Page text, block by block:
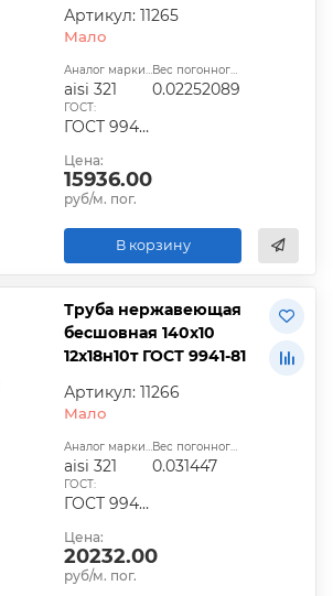
Артикул: 11265
Мало
Аналог марки стали:
aisi 321
Вес погонного метра, т.:
0.02252089
ГОСТ:
ГОСТ 9940-81, ГОСТ 9941-81, ГОСТ 24030-80, ГОСТ 10498-82
Цена:
15936.00
руб/м. пог.
В корзину
Труба нержавеющая
бесшовная 140х10
12х18н10т ГОСТ 9941-81
Артикул: 11266
Мало
Аналог марки стали:
aisi 321
Вес погонного метра, т.:
0.031447
ГОСТ:
ГОСТ 9940-81, ГОСТ 9941-81, ГОСТ 24030-80, ГОСТ 10498-82
Цена:
20232.00
руб/м. пог.